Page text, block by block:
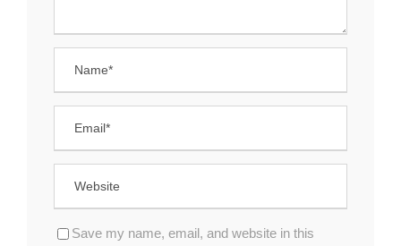
Save my name, email, and website in this